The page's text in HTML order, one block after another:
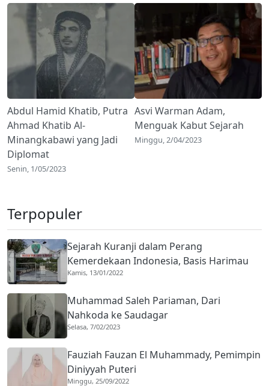
Abdul Hamid Khatib, Putra
Ahmad Khatib Al-
Minangkabawi yang Jadi
Diplomat
Senin, 1/05/2023
Asvi Warman Adam,
Menguak Kabut Sejarah
Minggu, 2/04/2023
Terpopuler
Sejarah Kuranji dalam Perang
Kemerdekaan Indonesia, Basis Harimau
Kuranji
Kamis, 13/01/2022
Muhammad Saleh Pariaman, Dari
Nahkoda ke Saudagar
Selasa, 7/02/2023
Fauziah Fauzan El Muhammady, Pemimpin
Diniyyah Puteri
Minggu, 25/09/2022